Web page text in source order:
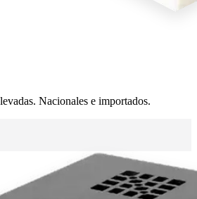
Nacionales e importados.